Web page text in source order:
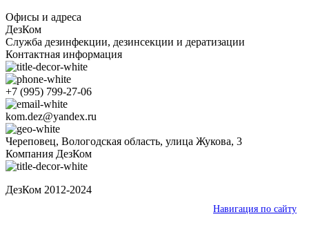
Офисы и адреса
ДезКом
Служба дезинфекции, дезинсекции и дератизации
Контактная информация
+7 (995) 799-27-06
kom.dez@yandex.ru
Череповец, Вологодская область, улица Жукова, 3
Компания ДезКом
ДезКом 2012-2024
Навигация по сайту